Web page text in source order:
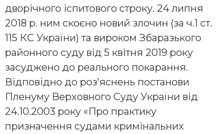
дворічного іспитового строку. 24 липня
2018 р. ним скоєно новий злочин (за ч.1 ст.
115 КС України) та вироком Збаразького
районного суду від 5 квітня 2019 року
засуджено до реального покарання.
Відповідно до роз’яснень постанови
Пленуму Верховного Суду України від
24.10.2003 року «Про практику
призначення судами кримінальних